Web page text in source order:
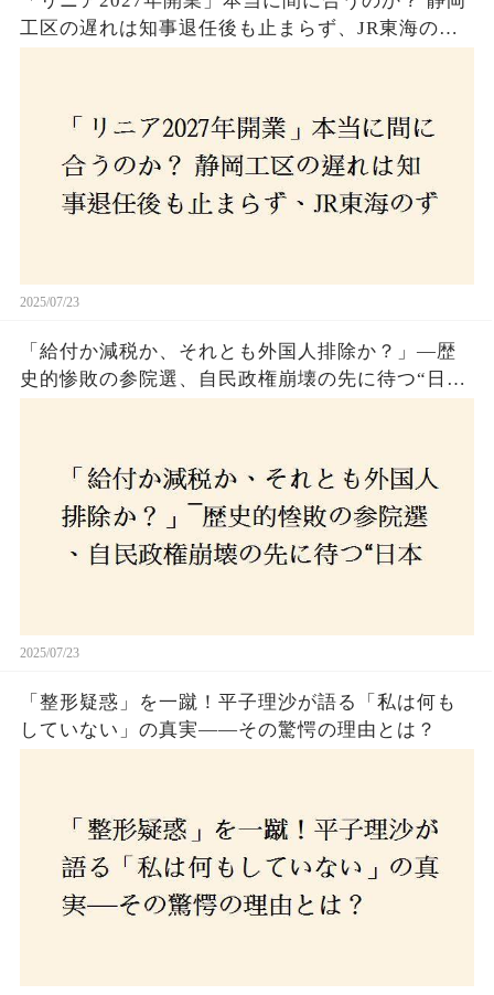
工区の遅れは知事退任後も止まらず、JR東海のず
2025/07/23
「給付か減税か、それとも外国人排除か？」―歴
史的惨敗の参院選、自民政権崩壊の先に待つ“日本
2025/07/23
「整形疑惑」を一蹴！平子理沙が語る「私は何も
していない」の真実——その驚愕の理由とは？